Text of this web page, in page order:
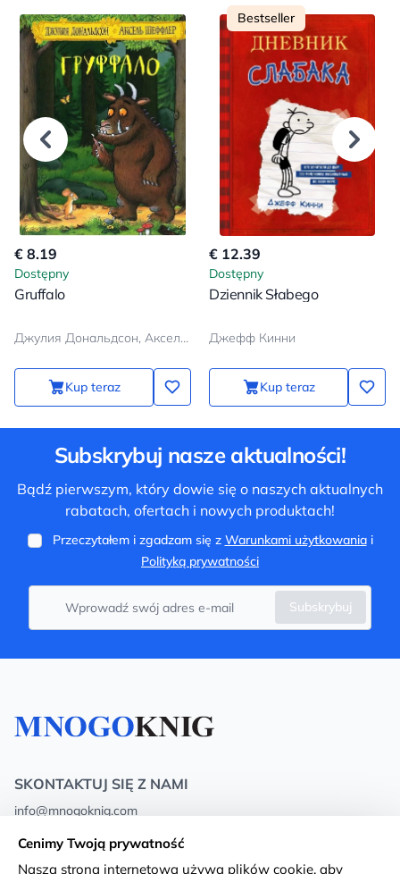
€ 8.19
Dostępny
Gruffalo
Джулия Дональдсон, Аксель Шеффлер
Kup teraz
Bestseller
€ 12.39
Dostępny
Dziennik Słabego
Джефф Кинни
Kup teraz
Subskrybuj nasze aktualności!
Bądź pierwszym, który dowie się o naszych aktualnych
rabatach, ofertach i nowych produktach!
Przeczytałem i zgadzam się z Warunkami użytkowaniai
Polityką prywatności
Subskrybuj
SKONTAKTUJ SIĘ Z NAMI
info@mnogoknig.com
Rīga, Augusta Deglava 69d, LV-1082
Cenimy Twoją prywatność
Nasza strona internetowa używa plików cookie, aby